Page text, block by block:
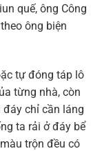
quế, ông Công
ông biện
tự đóng táp lô
từng nhà, còn
chỉ cần láng
ta rải ở đáy bể
trộn đều có